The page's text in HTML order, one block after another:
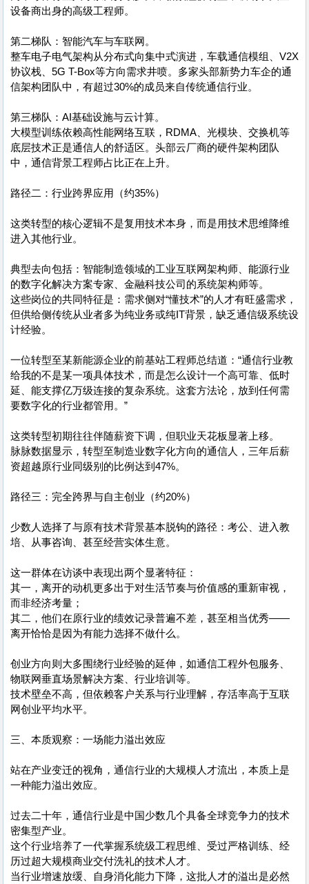
设备商出身的高级工程师。
第二梯队：智能汽车与车联网。
整车电子电气架构从分布式向集中式演进，车载通信模组、V2X
协议栈、5G T-Box等方向需求井喷。多家头部新势力车企的通
信架构团队中，有超过30%的成员来自传统通信行业。
第三梯队：AI基础设施与云计算。
大模型训练依赖高性能网络互联，RDMA、光模块、交换机等
底层技术正是通信人的舒适区。头部云厂商的硬件架构团队
中，通信背景工程师占比正在上升。
路径二：行业跨界应用（约35%）
这类转型的核心逻辑不是复用技术本身，而是用技术思维降维
进入其他行业。
典型去向包括：智能制造领域的工业互联网架构师、能源行业
的数字化解决方案专家、金融科技公司的系统架构师等。
这些岗位的共同特征是：需求侧对“懂技术”的人才有旺盛需求，
但供给侧传统从业者多为纯业务或纯IT背景，缺乏通信级系统设
计经验。
一位转型至某新能源企业的前基站工程师总结道：“通信行业教
给我的不是某一项具体技术，而是怎么设计一个高可靠、低时
延、能支撑亿万级连接的复杂系统。这套方法论，放到任何需
要数字化的行业都管用。”
这类转型初期往往伴随薪资下调，但职业天花板显著上移。
脉脉数据显示，转型至制造业数字化方向的通信人，三年后薪
资超越原行业同级别的比例达到47%。
路径三：完全跨界与自主创业（约20%）
少数人选择了与原有技术背景基本脱钩的路径：考公、进入教
培、从事咨询、甚至经营实体生意。
这一群体在访谈中表现出两个显著特征：
其一，离开的动机更多出于对生活节奏与价值感的重新审视，
而非经济考量；
其二，他们在原行业的绩效记录普遍不差，甚至相当优秀——
离开恰恰是因为有能力选择不做什么。
创业方向则大多围绕行业经验的延伸，如通信工程外包服务、
物联网垂直场景解决方案、行业培训等。
技术壁垒不高，但依赖客户关系与行业理解，存活率高于互联
网创业平均水平。
三、本质观察：一场能力溢出效应
站在产业变迁的视角，通信行业的大规模人才流出，本质上是
一种能力溢出效应。
过去二十年，通信行业是中国少数几个具备全球竞争力的技术
密集型产业。
这个行业培养了一代掌握系统级工程思维、受过严格训练、经
历过超大规模商业交付洗礼的技术人才。
当行业增速放缓、自身消化能力下降，这批人才的溢出是必然